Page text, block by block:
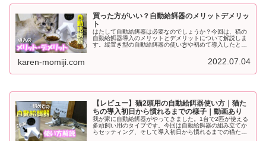
買った方がいい？自動給餌器のメリットデメリッ
ト
はたして自動給餌器は必要なのでしょうか？今回は、猫の
自動給餌器導入のメリットとデメリットについて解説しま
す。縦置き型の自動給餌器の使い方や初めて導入したとき
karen-momiji.com 2022.07.04
【レビュー】猫2頭用の自動給餌器使い方｜猫た
ちの導入初日から慣れるまでの様子｜動画あり
我が家に自動給餌器がやってきました。1台で2匹が使える
多頭飼い用のタイプです。今回は自動給餌器の組み立てか
らセッティング、そして導入初日から慣れるまでの猫たち